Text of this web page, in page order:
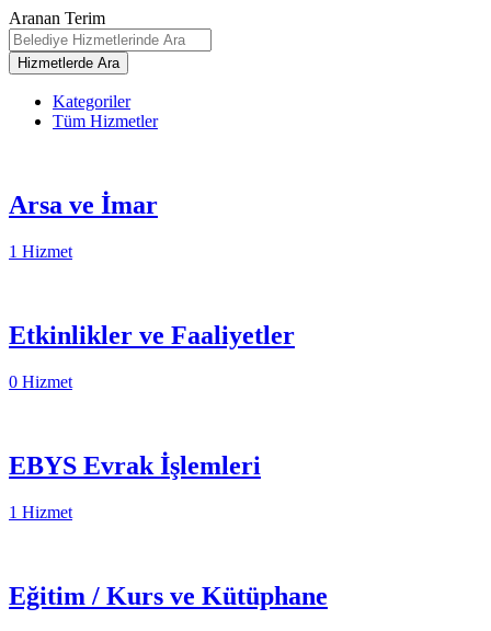
Aranan Terim
Kategoriler
Tüm Hizmetler
Arsa ve İmar
1 Hizmet
Etkinlikler ve Faaliyetler
0 Hizmet
EBYS Evrak İşlemleri
1 Hizmet
Eğitim / Kurs ve Kütüphane